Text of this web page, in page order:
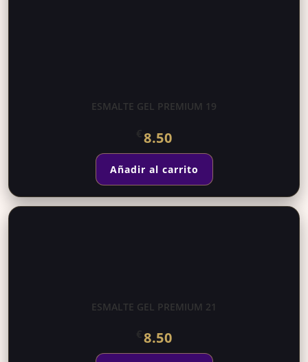
ESMALTE GEL PREMIUM 19
8.50
Añadir al carrito
ESMALTE GEL PREMIUM 21
8.50